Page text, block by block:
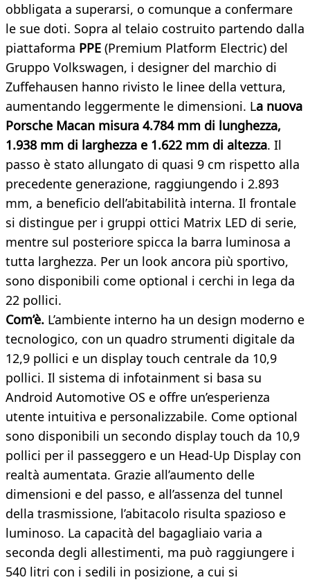
obbligata a superarsi, o comunque a confermare
le sue doti. Sopra al telaio costruito partendo dalla
piattaforma PPE (Premium Platform Electric) del
Gruppo Volkswagen, i designer del marchio di
Zuffehausen hanno rivisto le linee della vettura,
aumentando leggermente le dimensioni. La nuova
Porsche Macan misura 4.784 mm di lunghezza,
1.938 mm di larghezza e 1.622 mm di altezza. Il
passo è stato allungato di quasi 9 cm rispetto alla
precedente generazione, raggiungendo i 2.893
mm, a beneficio dell’abitabilità interna. Il frontale
si distingue per i gruppi ottici Matrix LED di serie,
mentre sul posteriore spicca la barra luminosa a
tutta larghezza. Per un look ancora più sportivo,
sono disponibili come optional i cerchi in lega da
22 pollici.
Com’è. L’ambiente interno ha un design moderno e
tecnologico, con un quadro strumenti digitale da
12,9 pollici e un display touch centrale da 10,9
pollici. Il sistema di infotainment si basa su
Android Automotive OS e offre un’esperienza
utente intuitiva e personalizzabile. Come optional
sono disponibili un secondo display touch da 10,9
pollici per il passeggero e un Head-Up Display con
realtà aumentata. Grazie all’aumento delle
dimensioni e del passo, e all’assenza del tunnel
della trasmissione, l’abitacolo risulta spazioso e
luminoso. La capacità del bagagliaio varia a
seconda degli allestimenti, ma può raggiungere i
540 litri con i sedili in posizione, a cui si